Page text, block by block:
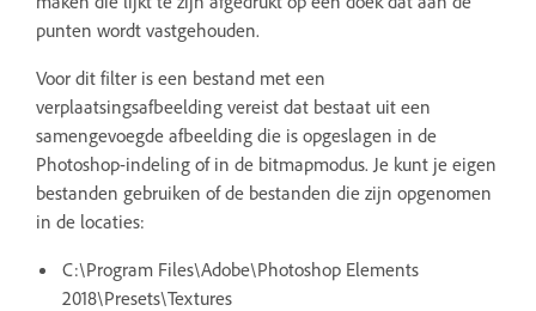
punten wordt vastgehouden.
Voor dit filter is een bestand met een
verplaatsingsafbeelding vereist dat bestaat uit een
samengevoegde afbeelding die is opgeslagen in de
Photoshop-indeling of in de bitmapmodus. Je kunt je eigen
bestanden gebruiken of de bestanden die zijn opgenomen
in de locaties:
C:\Program Files\Adobe\Photoshop Elements
2018\Presets\Textures